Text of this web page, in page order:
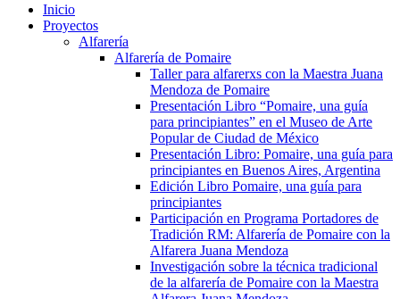
Inicio
Proyectos
Alfarería
Alfarería de Pomaire
Taller para alfarerxs con la Maestra Juana
Mendoza de Pomaire
Presentación Libro “Pomaire, una guía
para principiantes” en el Museo de Arte
Popular de Ciudad de México
Presentación Libro: Pomaire, una guía para
principiantes en Buenos Aires, Argentina
Edición Libro Pomaire, una guía para
principiantes
Participación en Programa Portadores de
Tradición RM: Alfarería de Pomaire con la
Alfarera Juana Mendoza
Investigación sobre la técnica tradicional
de la alfarería de Pomaire con la Maestra